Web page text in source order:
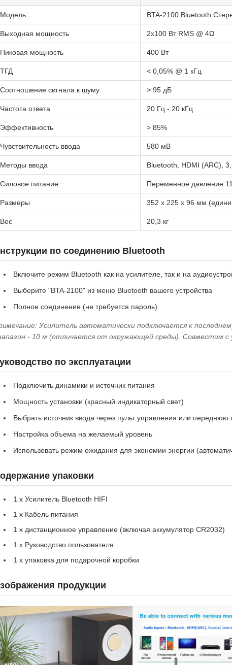
Модель BTA-2100 Bluetooth
Выходная мощность 2x100 Вт RMS @ 4Ω
Пиковая мощность 400 Вт
ТГД < 0,05% @ 1 кГц
Соотношение сигнала к шуму > 95 дБ
Частота ответа 20 Гц - 20 кГц
Эффективность > 85%
Чувствительность ввода 580 мВ
Методы ввода Bluetooth, HDMI (ARC),
Силовое питание Переменное давление
Размеры 352 x 225 x 96 мм
Вес 20,3 кг
по соединению Bluetooth
Включите режим Bluetooth как на усилителе, так и на
Выберите "BTA-2100" из меню Bluetooth вашего устройства
Полное соединение (не требуется пароль)
Усилитель автоматически подключается к
- 10 м (отличается от окружающей среды). Совместим с
по эксплуатации
Подключить динамики и источник питания
Мощность установки (красный индикаторный свет)
Выбрать источник ввода через пульт управления или переднюю
Настройка объема на желаемый уровень
Использовать режим ожидания для экономии энергии
упаковки
1 x Усилитель Bluetooth HIFI
1 x Кабель питания
1 x дистанционное управление (включая аккумулятор CR2032)
1 x Руководство пользователя
1 x упаковка для подарочной коробки
продукции